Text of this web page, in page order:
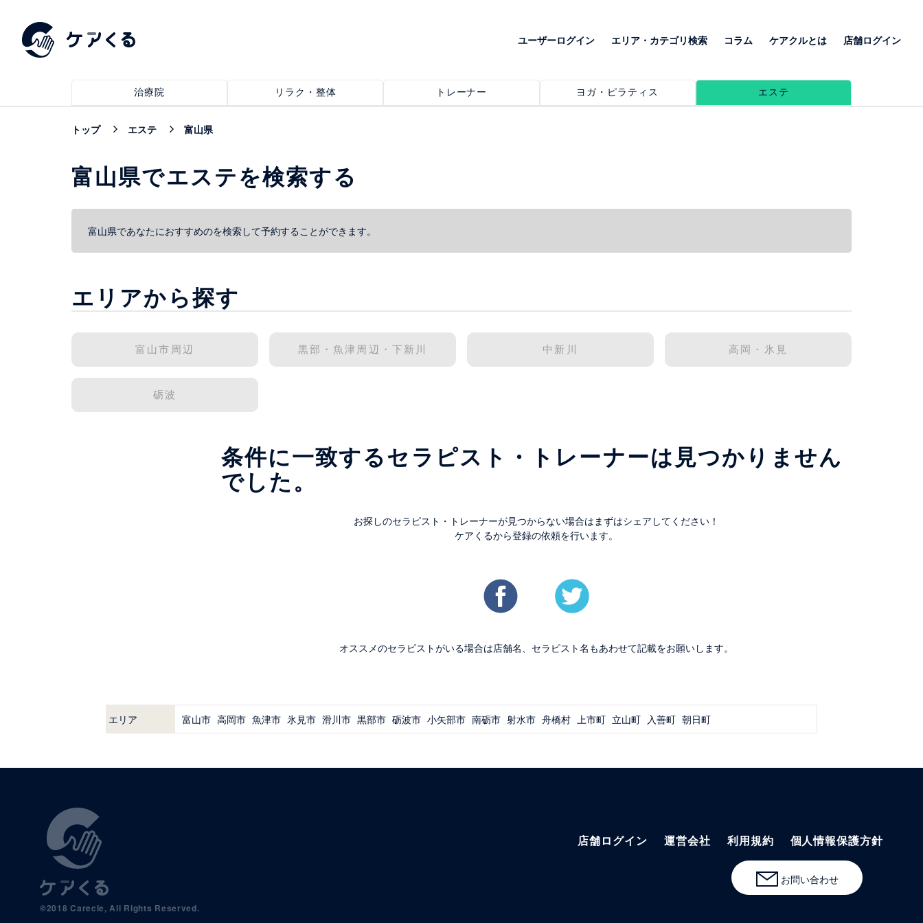
ユーザーログイン エリア・カテゴリ検索 コラム ケアクルとは 店舗ログイン
治療院 リラク・整体 トレーナー ヨガ・ピラティス エステ
トップ エステ 富山県
富山県でエステを検索する
富山県であなたにおすすめのを検索して予約することができます。
エリアから探す
富山市周辺 黒部・魚津周辺・下新川 中新川 高岡・氷見
砺波
条件に一致するセラピスト・トレーナーは見つかりません
でした。
お探しのセラピスト・トレーナーが見つからない場合はまずはシェアしてください！
ケアくるから登録の依頼を行います。
オススメのセラピストがいる場合は店舗名、セラピスト名もあわせて記載をお願いします。
エリア 富山市 高岡市 魚津市 氷見市 滑川市 黒部市 砺波市 小矢部市 南砺市 射水市 舟橋村 上市町 立山町 入善町 朝日町
©2018 Carecle, All Rights Reserved.
店舗ログイン 運営会社 利用規約 個人情報保護方針
お問い合わせ